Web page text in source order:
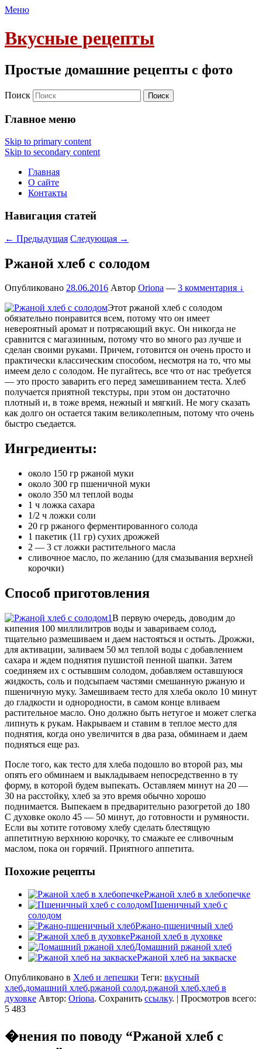
Меню
Вкусные рецепты
Простые домашние рецепты с фото
Поиск
Главное меню
Skip to primary content
Skip to secondary content
Главная
О сайте
Контакты
Навигация статей
← Предыдущая Следующая →
Ржаной хлеб с солодом
Опубликовано 28.06.2016 Автор Oriona — 3 комментария ↓
Этот ржаной хлеб с солодом
обязательно понравится всем, потому что он имеет
невероятный аромат и потрясающий вкус. Он никогда не
сравнится с магазинным, потому что во много раз лучше и
сделан своими руками. Причем, готовится он очень просто и
практически классическим способом, несмотря на то, что мы
имеем дело с солодом. Не пугайтесь, все что от нас требуется
— это просто заварить его перед замешиванием теста. Хлеб
получается приятной текстуры, при этом он достаточно
плотный и, в тоже время, нежный и мягкий. Не могу сказать
как долго он остается таким великолепным, потому что очень
быстро съедается.
Ингредиенты:
около 150 гр ржаной муки
около 300 гр пшеничной муки
около 350 мл теплой воды
1 ч ложка сахара
1/2 ч ложки соли
20 гр ржаного ферментированного солода
1 пакетик (11 гр) сухих дрожжей
2 — 3 ст ложки растительного масла
сливочное масло, по желанию (для смазывания верхней
корочки)
Способ приготовления
В первую очередь, доводим до
кипения 100 миллилитров воды и завариваем солод,
тщательно размешиваем и даем настояться и остыть. Дрожжи,
для активации, заливаем 50 мл теплой воды с добавлением
сахара и ждем поднятия пушистой пенной шапки. Затем
соединяем их с остывшим солодом, добавляем оставшуюся
жидкость, соль и подсыпаем частями смешанную ржаную и
пшеничную муку. Замешиваем тесто для хлеба около 10 минут
до гладкости и однородности, в самом конце вливаем
растительное масло. Оно должно быть нетугое и может слегка
липнуть к рукам. Накрываем и ставим в теплое место для
поднятия, когда оно увеличится в два раза, обминаем и даем
подняться еще раз.
После того, как тесто для хлеба подошло во второй раз, мы
опять его обминаем и выкладываем непосредственно в ту
форму, в которой будем выпекать. Оставляем минут на 20 —
30 на расстойку, хлеб за это время обычно хорошо
поднимается. Выпекаем в предварительно разогретой до 180
С духовке около 45 — 50 минут, до готовности и румяности.
Если вы хотите готовому хлебу сделать блестящую
аппетитную верхнюю корочку, то смажьте ее сливочным
маслом, пока он горячий. Приятного аппетита.
Похожие рецепты
Ржаной хлеб в хлебопечке
Пшеничный хлеб с
солодом
Ржано-пшеничный хлеб
Ржаной хлеб в духовке
Домашний ржаной хлеб
Ржаной хлеб на закваске
Опубликовано в Хлеб и лепешки Теги: вкусный
хлеб,домашний хлеб,ржаной солод,ржаной хлеб,хлеб в
духовке Автор: Oriona. Сохранить ссылку. | Просмотров всего:
5 483
�нения по поводу “Ржаной хлеб с